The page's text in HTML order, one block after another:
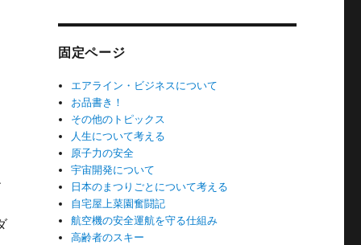
固定ページ
エアライン・ビジネスについて
お品書き！
その他のトピックス
人生について考える
原子力の安全
宇宙開発について
日本のまつりごとについて考える
自宅屋上菜園奮闘記
航空機の安全運航を守る仕組み
高齢者のスキー